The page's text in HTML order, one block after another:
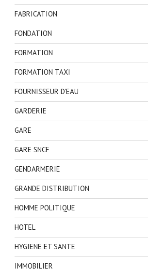
FABRICATION
FONDATION
FORMATION
FORMATION TAXI
FOURNISSEUR D'EAU
GARDERIE
GARE
GARE SNCF
GENDARMERIE
GRANDE DISTRIBUTION
HOMME POLITIQUE
HOTEL
HYGIENE ET SANTE
IMMOBILIER